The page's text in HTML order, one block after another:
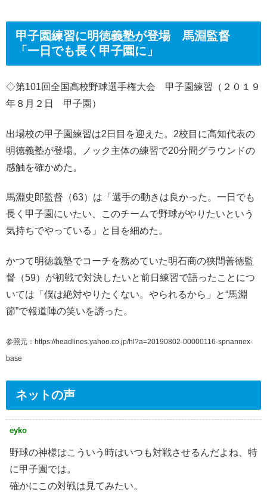
甲子園練習に明徳義塾が登場 馬淵監督
「一日でも長く甲子園に」
◇第101回全国高校野球選手権大会 甲子園練習（２０１９
年８月２日 甲子園）
出場校の甲子園練習は2日目を迎えた。2校目に高知代表の
明徳義塾が登場。ノック主体の練習で20分間グラウンドの
感触を確かめた。
馬淵史郎監督（63）は「選手の動きは良かった。一日でも
長く甲子園にいたい、このチームで野球がやりたいという
気持ちでやっている」と目を細めた。
かつて明徳義塾でコーチを務めていた明石商の狭間善徳監
督（59）が初戦で対決したいと前日練習で語ったことにつ
いては「僕は絶対やりたくない。やられるから」と“馬淵
節”で報道陣の笑いを誘った。
参照元：https://headlines.yahoo.co.jp/hl?a=20190802-00000116-spnannex-
base
ネットの声
eyko
野球の神様はこういう時はいつも対戦させるんだよね、特
に甲子園では。
確かにこの対戦は見てみたい。